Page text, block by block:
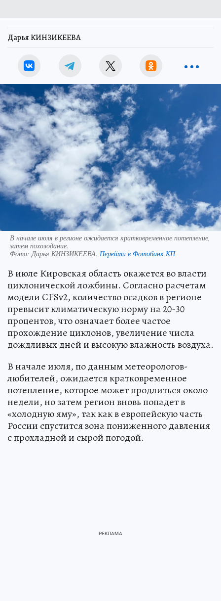
Дарья КИНЗИКЕЕВА
В начале июля в регионе ожидается кратковременное потепление,
затем похолодание.
Фото:Дарья КИНЗИКЕЕВА. Перейти в Фотобанк КП
В июле Кировская область окажется во власти
циклонической ложбины. Согласно расчетам
модели CFSv2, количество осадков в регионе
превысит климатическую норму на 20-30
процентов, что означает более частое
прохождение циклонов, увеличение числа
дождливых дней и высокую влажность воздуха.
В начале июля, по данным метеорологов-
любителей, ожидается кратковременное
потепление, которое может продлиться около
недели, но затем регион вновь попадет в
«холодную яму», так как в европейскую часть
России спустится зона пониженного давления
с прохладной и сырой погодой.